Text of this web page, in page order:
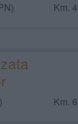
Km.
Km.